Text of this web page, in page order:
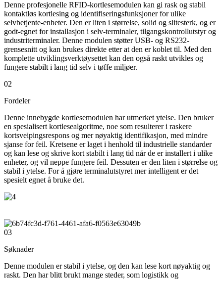
Denne profesjonelle RFID-kortlesemodulen kan gi rask og stabil
kontaktløs kortlesing og identifiseringsfunksjoner for ulike
selvbetjente-enheter. Den er liten i størrelse, solid og slitesterk, og er
godt-egnet for installasjon i selv-terminaler, tilgangskontrollutstyr og
industriterminaler. Denne modulen støtter USB- og RS232-
grensesnitt og kan brukes direkte etter at den er koblet til. Med den
komplette utviklingsverktøysettet kan den også raskt utvikles og
fungere stabilt i lang tid selv i tøffe miljøer.
02
Fordeler
Denne innebygde kortlesemodulen har utmerket ytelse. Den bruker
en spesialisert kortlesealgoritme, noe som resulterer i raskere
kortsveipingsrespons og mer nøyaktig identifikasjon, med mindre
sjanse for feil. Kretsene er laget i henhold til industrielle standarder
og kan lese og skrive kort stabilt i lang tid når de er installert i ulike
enheter, og vil neppe fungere feil. Dessuten er den liten i størrelse og
stabil i ytelse. For å gjøre terminalutstyret mer intelligent er det
spesielt egnet å bruke det.
03
Søknader
Denne modulen er stabil i ytelse, og den kan lese kort nøyaktig og
raskt. Den har blitt brukt mange steder, som logistikk og